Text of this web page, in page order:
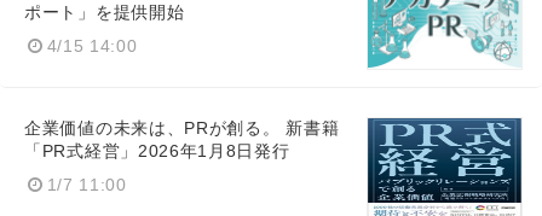
ポート」を提供開始
4/15 14:00
企業価値の未来は、PRが創る。 新書籍
「PR式経営」2026年1月8日発行
1/7 11:00